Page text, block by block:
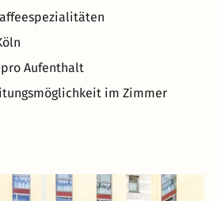
Öffnungszeiten der
des Gesamtpreises*
pro Aufenthalt
im Zimmer